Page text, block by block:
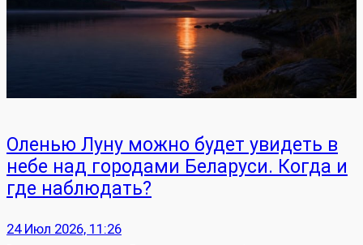
Оленью Луну можно будет увидеть в
небе над городами Беларуси. Когда и
где наблюдать?
24 Июл 2026, 11:26